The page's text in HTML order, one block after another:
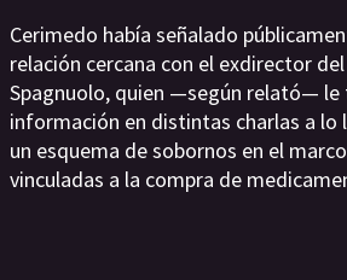
Cerimedo había señalado
relación cercana con el exdirector
Spagnuolo, quien —según relató—
información en distintas charlas a lo
un esquema de sobornos en el
vinculadas a la compra de